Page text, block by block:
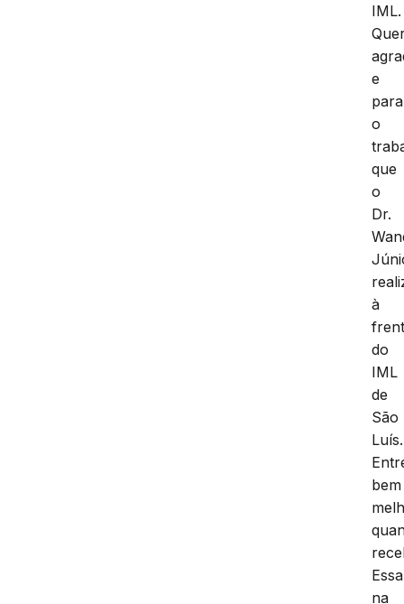
IML.
e
o
que
o
Dr.
à
do
IML
de
São
Luís.
bem
Essa
na